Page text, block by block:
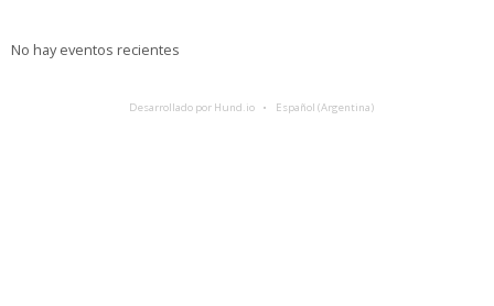
No hay eventos recientes
Desarrollado por Hund.io Español (Argentina)